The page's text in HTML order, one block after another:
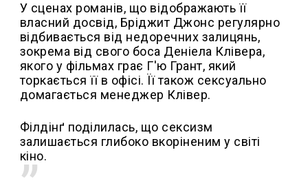
У сценах романів, що відображають її
власний досвід, Бріджит Джонс регулярно
відбивається від недоречних залицянь,
зокрема від свого боса Деніела Клівера,
якого у фільмах грає Г'ю Грант, який
торкається її в офісі. Її також сексуально
домагається менеджер Клівер.
Філдінґ поділилась, що сексизм
залишається глибоко вкоріненим у світі
кіно.